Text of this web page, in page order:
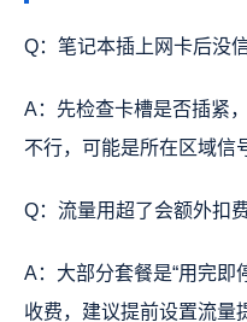
Q：笔记本插上网卡后没
A：先检查卡槽是否插紧
不行，可能是所在区域信
Q：流量用超了会额外扣费
A：大部分套餐是“用完即
收费，建议提前设置流量